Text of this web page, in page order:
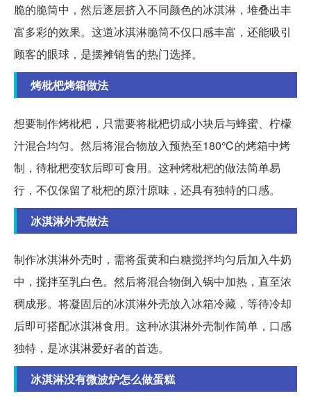
脆的脆筒中，然后逐层挤入不同颜色的冰淇淋，堆叠出丰
富多彩的效果。这道冰淇淋脆筒不仅口感丰富，还能吸引
顾客的眼球，是摆摊销售的热门选择。
烤枇杷烤箱做法
想要制作烤枇杷，只需要将枇杷切成小块后与蜂蜜、柠檬
汁混合均匀。然后将混合物放入预热至180℃的烤箱中烤
制，待枇杷变软后即可食用。这种烤枇杷的做法简单易
行，不仅保留了枇杷的原汁原味，还具有独特的口感。
冰淇淋外壳做法
制作冰淇淋外壳时，需将蛋黄和白糖搅拌均匀后加入牛奶
中，搅拌至乳白色。然后将混合物倒入锅中加热，直至浓
稠成形。将凝固后的冰淇淋外壳放入冰箱冷藏，等待冷却
后即可搭配冰淇淋食用。这种冰淇淋外壳制作简单，口感
独特，是冰淇淋爱好者的首选。
冰淇淋没有微波炉怎么做蛋糕